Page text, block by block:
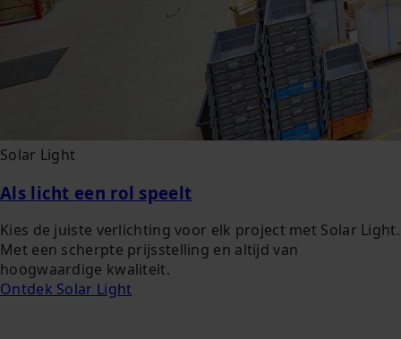
Solar Light
Als licht een rol speelt
Kies de juiste verlichting voor elk project met Solar Light.
Met een scherpte prijsstelling en altijd van
hoogwaardige kwaliteit.
Ontdek Solar Light